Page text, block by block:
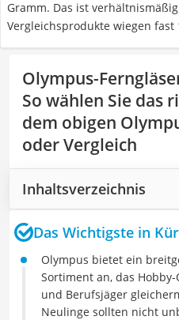
Gramm. Das ist
Vergleichsprodukte wiegen fast
Olympus-
So wählen Sie das
dem obigen
oder Vergleich
Inhaltsverzeichnis
Das Wichtigste in
Olympus bietet ein
Sortiment an, das
und Berufsjäger
Neulinge sollten nicht